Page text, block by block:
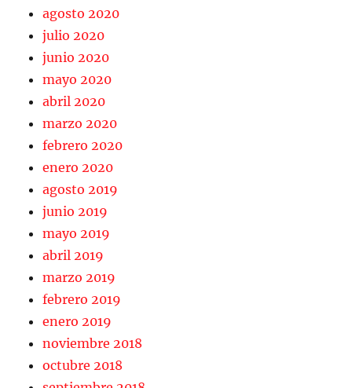
agosto 2020
julio 2020
junio 2020
mayo 2020
abril 2020
marzo 2020
febrero 2020
enero 2020
agosto 2019
junio 2019
mayo 2019
abril 2019
marzo 2019
febrero 2019
enero 2019
noviembre 2018
octubre 2018